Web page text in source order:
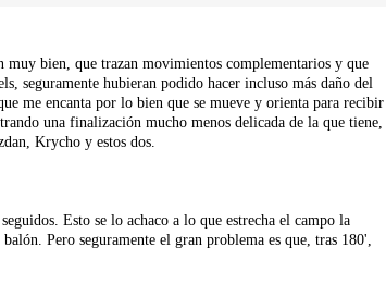
bien, que trazan movimientos complementarios y que
seguramente hubieran podido hacer incluso más daño del
me encanta por lo bien que se mueve y orienta para recibir
una finalización mucho menos delicada de la que tiene,
Krycho y estos dos.
Esto se lo achaco a lo que estrecha el campo la
Pero seguramente el gran problema es que, tras 180',